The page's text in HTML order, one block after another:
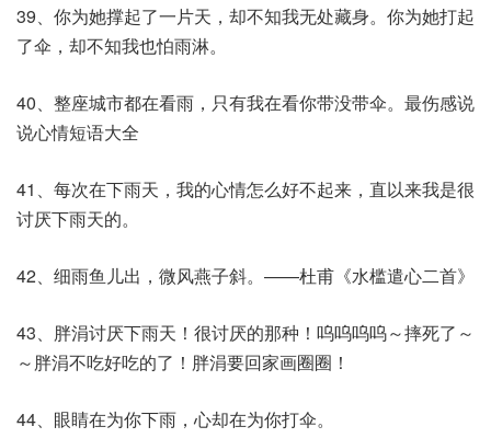
39、你为她撑起了一片天，却不知我无处藏身。你为她打起
了伞，却不知我也怕雨淋。
40、整座城市都在看雨，只有我在看你带没带伞。最伤感说
说心情短语大全
41、每次在下雨天，我的心情怎么好不起来，直以来我是很
讨厌下雨天的。
42、细雨鱼儿出，微风燕子斜。——杜甫《水槛遣心二首》
43、胖涓讨厌下雨天！很讨厌的那种！呜呜呜呜～摔死了～
～胖涓不吃好吃的了！胖涓要回家画圈圈！
44、眼睛在为你下雨，心却在为你打伞。